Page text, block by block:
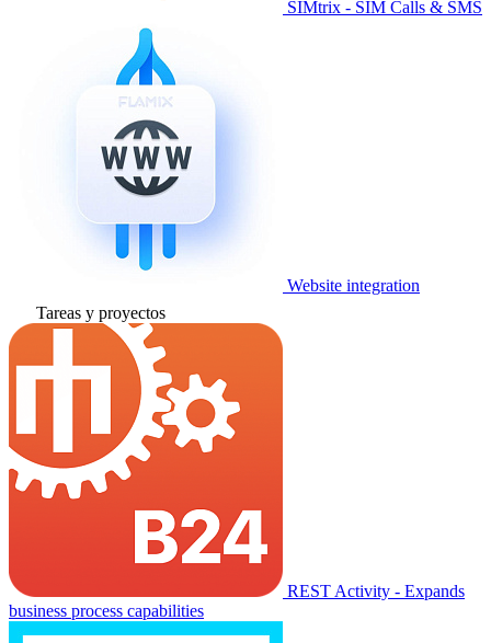
SIMtrix - SIM Calls & SMS
Website integration
Tareas y proyectos
REST Activity - Expands
business process capabilities